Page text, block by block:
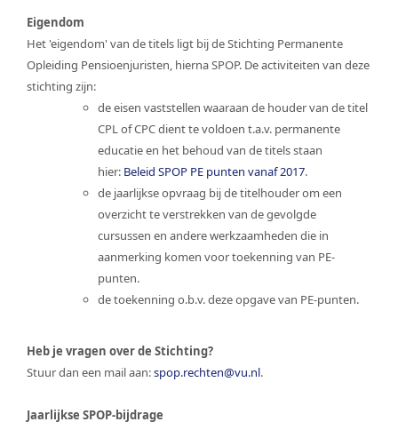
Eigendom
Het 'eigendom' van de titels ligt bij de Stichting Permanente
Opleiding Pensioenjuristen, hierna SPOP. De activiteiten van deze
stichting zijn:
de eisen vaststellen waaraan de houder van de titel
CPL of CPC dient te voldoen t.a.v. permanente
educatie en het behoud van de titels staan
hier: Beleid SPOP PE punten vanaf 2017.
de jaarlijkse opvraag bij de titelhouder om een
overzicht te verstrekken van de gevolgde
cursussen en andere werkzaamheden die in
aanmerking komen voor toekenning van PE-
punten.
de toekenning o.b.v. deze opgave van PE-punten.
Heb je vragen over de Stichting?
Stuur dan een mail aan:spop.rechten@vu.nl.
Jaarlijkse SPOP-bijdrage